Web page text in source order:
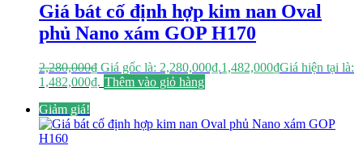
Giá bát cố định hợp kim nan Oval
phủ Nano xám GOP H170
2,280,000₫ Giá gốc là: 2,280,000₫.1,482,000₫Giá hiện tại là:
1,482,000₫. Thêm vào giỏ hàng
Giảm giá!